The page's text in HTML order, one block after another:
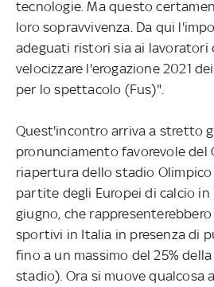
tecnologie. Ma questo
loro sopravvivenza. Da qui
adeguati ristori sia ai lavoratori
velocizzare l'erogazione 2021
per lo spettacolo (Fus)".
Quest'incontro arriva a stretto
pronunciamento favorevole del
riapertura dello stadio Olimpico
partite degli Europei di calcio in
giugno, che
sportivi in Italia in presenza di
fino a un massimo del 25%
stadio). Ora si muove qualcosa